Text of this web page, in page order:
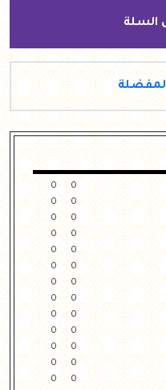
السلة
0
0
0
0
0
0
0
0
0
0
0
0
0
0
0
0
0
0
0
0
0
0
0
0
0
0